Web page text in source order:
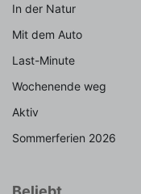
In der Natur
Mit dem Auto
Last-Minute
Wochenende weg
Aktiv
Sommerferien 2026